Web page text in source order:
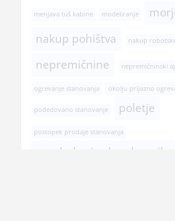
menjava tuš kabine modeliranje
nakup pohištva
nakup
nepremičnine nepremičninski
ogrevanje stanovanja okolju prijazno
podedovano stanovanje poletje
postopek prodaje stanovanja
pregled pri zobozdravniku